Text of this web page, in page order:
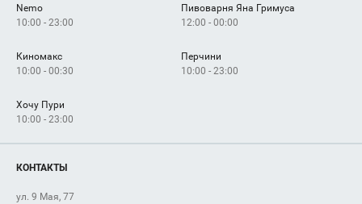
Nemo
10:00 - 23:00
Пивоварня Яна Гримуса
12:00 - 00:00
Киномакс
10:00 - 00:30
Перчини
10:00 - 23:00
Хочу Пури
10:00 - 23:00
КОНТАКТЫ
ул. 9 Мая, 77